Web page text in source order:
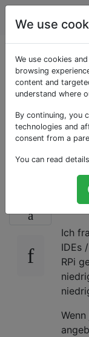
/
Ich
Ich
IDEs
RPi
We use
We use cookies
browsing
content and
understand where
By continuing, you
technologies and
consent from a
You can read